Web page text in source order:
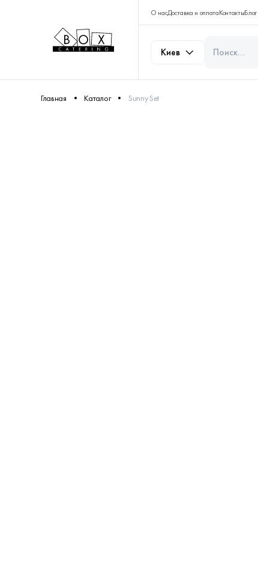
О насДоставка и оплатаКонтактыБлог
Киев
Главная Каталог Sunny Set